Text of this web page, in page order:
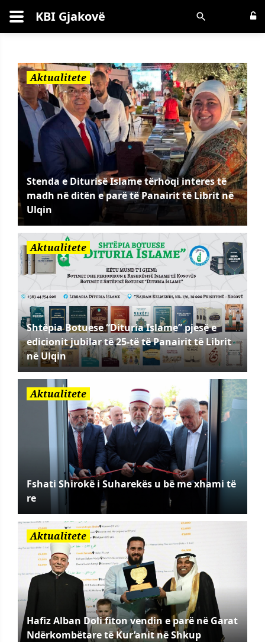
Kërko KBI Gjakovë
Aktualitete
Stenda e Diturisë Islame tërhoqi interes të
madh në ditën e parë të Panairit të Librit në
Ulqin
Aktualitete
Shtëpia Botuese “Dituria Islame” pjesë e
edicionit jubilar të 25-të të Panairit të Librit
në Ulqin
Aktualitete
Fshati Shirokë i Suharekës u bë me xhami të
re
Aktualitete
Hafiz Alban Doli fiton vendin e parë në Garat
Ndërkombëtare të Kur’anit në Shkup